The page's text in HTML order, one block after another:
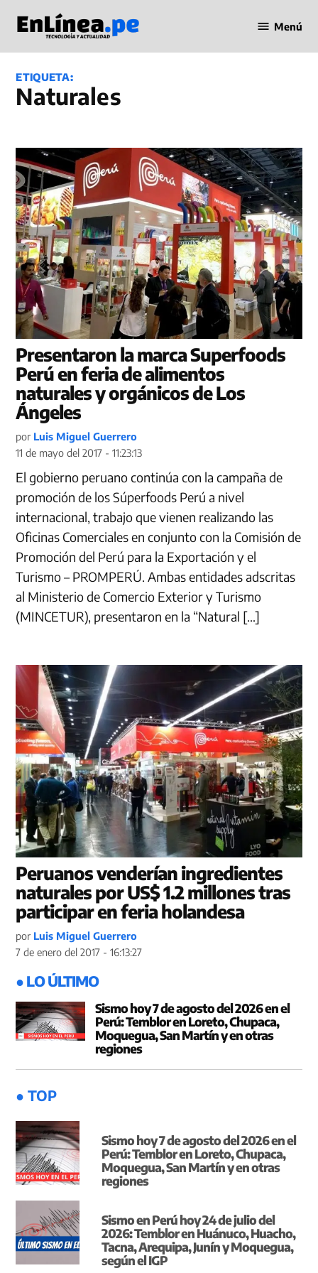
contenido
en Línea
Menú
ETIQUETA:
naturales
Presentaron la marca Superfoods
Perú en feria de alimentos
naturales y orgánicos de Los
Ángeles
por Luis Miguel Guerrero
11 de mayo del 2017 - 11:23:13
El gobierno peruano continúa con la campaña de
promoción de los Súperfoods Perú a nivel
internacional, trabajo que vienen realizando las
Oficinas Comerciales en conjunto con la Comisión de
Promoción del Perú para la Exportación y el
Turismo – PROMPERÚ. Ambas entidades adscritas
al Ministerio de Comercio Exterior y Turismo
(MINCETUR), presentaron en la “Natural […]
Peruanos venderían ingredientes
naturales por US$ 1.2 millones tras
participar en feria holandesa
por Luis Miguel Guerrero
7 de enero del 2017 - 16:13:27
● LO ÚLTIMO
Sismo hoy 7 de agosto del 2026 en el
Perú: Temblor en Loreto, Chupaca,
Moquegua, San Martín y en otras
regiones
● TOP
Sismo hoy 7 de agosto del 2026 en el
Perú: Temblor en Loreto, Chupaca,
Moquegua, San Martín y en otras
regiones
Sismo en Perú hoy 24 de julio del
2026: Temblor en Huánuco, Huacho,
Tacna, Arequipa, Junín y Moquegua,
según el IGP